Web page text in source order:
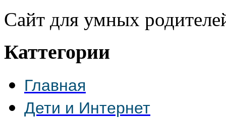
Сайт для умных
Каттегории
Главная
Дети и Интернет